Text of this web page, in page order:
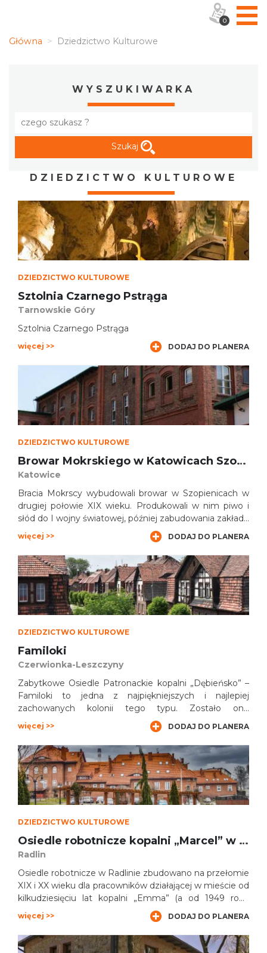
Główna Dziedzictwo Kulturowe
WYSZUKIWARKA
Szukaj
DZIEDZICTWO KULTUROWE
DZIEDZICTWO KULTUROWE
Sztolnia Czarnego Pstrąga
Tarnowskie Góry
Sztolnia Czarnego Pstrąga
więcej >> DODAJ DO PLANERA
DZIEDZICTWO KULTUROWE
Browar Mokrskiego w Katowicach Szopienicach
Katowice
Bracia Mokrscy wybudowali browar w Szopienicach w
drugiej połowie XIX wieku. Produkowali w nim piwo i
słód do I wojny światowej, później zabudowania zakładu
pełniły raczej funkcje magazynowe. W 1991 roku
budynki dawnego browaru nabył przedsiębiorca
Johannes Bros, który przeprowadził gruntowną
rewitalizację zabytkowych, ceglanych obiektów -
typowych przykładów XIX-wiecznej architektury
przemysłowej. Obecnie w miejscu browaru działa
Factory Centrum.
więcej >> DODAJ DO PLANERA
DZIEDZICTWO KULTUROWE
Familoki
Czerwionka-Leszczyny
Zabytkowe Osiedle Patronackie kopalni „Dębieńsko” –
Familoki to jedna z najpiękniejszych i najlepiej
zachowanych kolonii tego typu. Zostało ono
zaprojektowane tak, by tworzyć przemyślaną całość,
choć każdy z około stu familoków wchodzących w jego
skład jest inny.
więcej >> DODAJ DO PLANERA
DZIEDZICTWO KULTUROWE
Osiedle robotnicze kopalni „Marcel” w Radlinie
Radlin
Osiedle robotnicze w Radlinie zbudowano na przełomie
XIX i XX wieku dla pracowników działającej w mieście od
kilkudziesięciu lat kopalni „Emma” (a od 1949 roku
„Marcel”). Budynki osiedla stanęły naprzeciwko
zabudowań kopalnianych. Są tu wille kadry
zarządzającej, domy noclegowe, wielorodzinne familoki
czy gmachy użyteczności publicznej. Wśród
więcej >> DODAJ DO PLANERA
0